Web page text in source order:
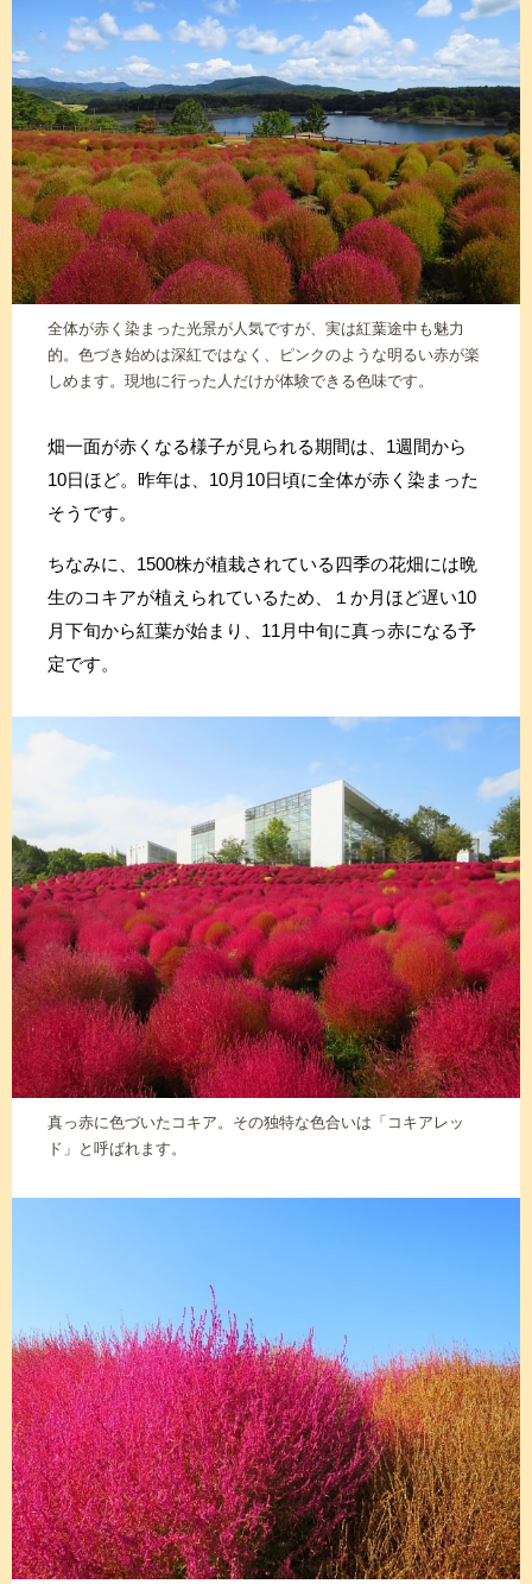
全体が赤く染まった光景が人気ですが、実は紅葉途中も魅力
的。色づき始めは深紅ではなく、ピンクのような明るい赤が楽
しめます。現地に行った人だけが体験できる色味です。
畑一面が赤くなる様子が見られる期間は、1週間から
10日ほど。昨年は、10月10日頃に全体が赤く染まった
そうです。
ちなみに、1500株が植栽されている四季の花畑には晩
生のコキアが植えられているため、１か月ほど遅い10
月下旬から紅葉が始まり、11月中旬に真っ赤になる予
定です。
真っ赤に色づいたコキア。その独特な色合いは「コキアレッ
ド」と呼ばれます。